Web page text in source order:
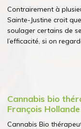
Contrairement à
Sainte-Justine croit
soulager certains de
l’efficacité, si on
Cannabis bio
François Hollande
Cannabis Bio